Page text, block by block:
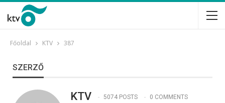
Főoldal KTV 387
SZERZŐ
KTV 5074 POSTS 0 COMMENTS